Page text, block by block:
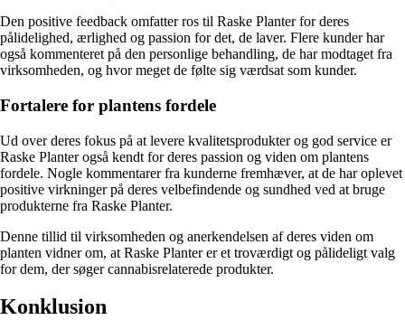
Den positive feedback omfatter ros til Raske Planter for deres
pålidelighed, ærlighed og passion for det, de laver. Flere kunder har
også kommenteret på den personlige behandling, de har modtaget fra
virksomheden, og hvor meget de følte sig værdsat som kunder.
Fortalere for plantens fordele
Ud over deres fokus på at levere kvalitetsprodukter og god service er
Raske Planter også kendt for deres passion og viden om plantens
fordele. Nogle kommentarer fra kunderne fremhæver, at de har oplevet
positive virkninger på deres velbefindende og sundhed ved at bruge
produkterne fra Raske Planter.
Denne tillid til virksomheden og anerkendelsen af deres viden om
planten vidner om, at Raske Planter er et troværdigt og pålideligt valg
for dem, der søger cannabisrelaterede produkter.
Konklusion